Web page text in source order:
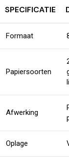
SPECIFICATIE
Formaat
Papiersoorten
Afwerking
Oplage